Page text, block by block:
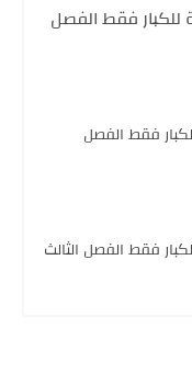
للكبار فقط الفصل
فقط الفصل
فقط الفصل الثالث